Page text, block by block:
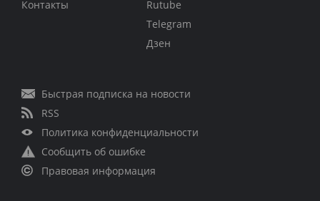
Контакты
Rutube
Telegram
Дзен
Быстрая подписка на новости
RSS
Политика конфиденциальности
Сообщить об ошибке
Правовая информация